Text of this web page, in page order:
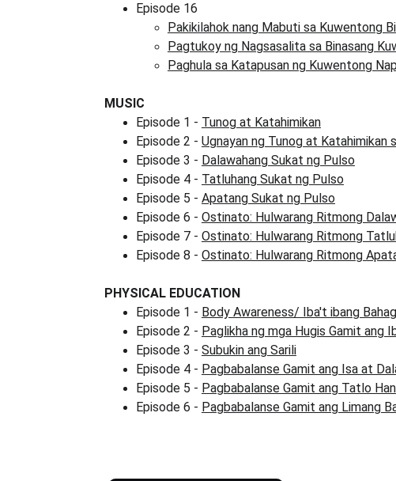
Episode 16
Pakikilahok nang Mabuti sa Kuwentong
Pagtukoy ng Nagsasalita sa Binasang
Paghula sa Katapusan ng Kuwentong
MUSIC
Episode 1 - Tunog at Katahimikan
Episode 2 - Ugnayan ng Tunog at Katahimikan
Episode 3 - Dalawahang Sukat ng Pulso
Episode 4 - Tatluhang Sukat ng Pulso
Episode 5 - Apatang Sukat ng Pulso
Episode 6 - Ostinato: Hulwarang Ritmong
Episode 7 - Ostinato: Hulwarang Ritmong
Episode 8 - Ostinato: Hulwarang Ritmong
PHYSICAL EDUCATION
Episode 1 - Body Awareness/ Iba't ibang
Episode 2 - Paglikha ng mga Hugis Gamit ang
Episode 3 - Subukin ang Sarili
Episode 4 - Pagbabalanse Gamit ang Isa at
Episode 5 - Pagbabalanse Gamit ang Tatlo
Episode 6 - Pagbabalanse Gamit ang Limang